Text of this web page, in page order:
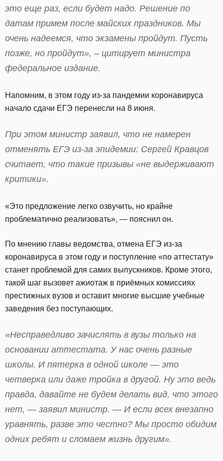
это еще раз, если будет надо. Решение по
датам примем после майских праздников. Мы
очень надеемся, что экзамены пройдут. Пусть
позже, но пройдут», – цитирует министра
федеральное издание.
Напомним, в этом году из-за пандемии коронавируса
начало сдачи ЕГЭ перенесли на 8 июня.
При этом министр заявил, что не намерен
отменять ЕГЭ из-за эпидемии: Сергей Кравцов
считает, что такие призывы «не выдерживают
критики».
«Это предложение легко озвучить, но крайне
проблематично реализовать», — пояснил он.
По мнению главы ведомства, отмена ЕГЭ из-за
коронавируса в этом году и поступление «по аттестату»
станет проблемой для самих выпускников. Кроме этого,
такой шаг вызовет ажиотаж в приёмных комиссиях
престижных вузов и оставит многие высшие учебные
заведения без поступающих.
«Несправедливо зачислять в вузы только на
основании аттестата. У нас очень разные
школы. И пятерка в одной школе — это
четверка или даже тройка в другой. Ну это ведь
правда, давайте не будем делать вид, что этого
нет, — заявил министр. — И если всех внезапно
уравнять, разве это честно? Мы просто обидим
одних ребят и сломаем жизнь другим».